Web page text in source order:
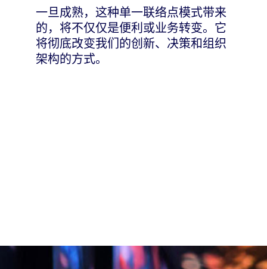
一旦成熟，这种单一联络点模式带来
的，将不仅仅是便利或业务转变。它
将彻底改变我们的创新、决策和组织
架构的方式。